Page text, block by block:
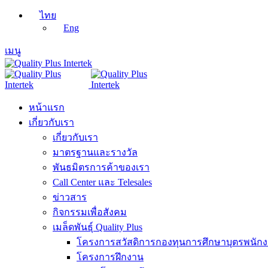
ไทย
Eng
เมนู
หน้าแรก
เกี่ยวกับเรา
เกี่ยวกับเรา
มาตรฐานและรางวัล
พันธมิตรการค้าของเรา
Call Center และ Telesales
ข่าวสาร
กิจกรรมเพื่อสังคม
เมล็ดพันธุ์ Quality Plus
โครงการสวัสดิการกองทุนการศึกษาบุตรพนัก
โครงการฝึกงาน